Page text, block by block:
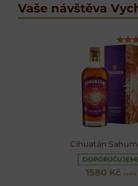
Vaše návštěva
Cihuatán
1580 Kč s DPH